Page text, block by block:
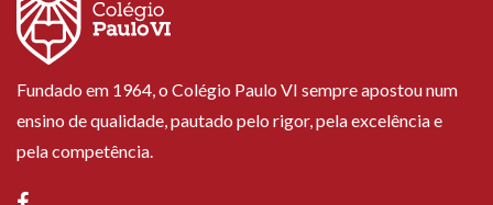
Fundado em 1964, o Colégio Paulo VI sempre apostou num
ensino de qualidade, pautado pelo rigor, pela excelência e
pela competência.